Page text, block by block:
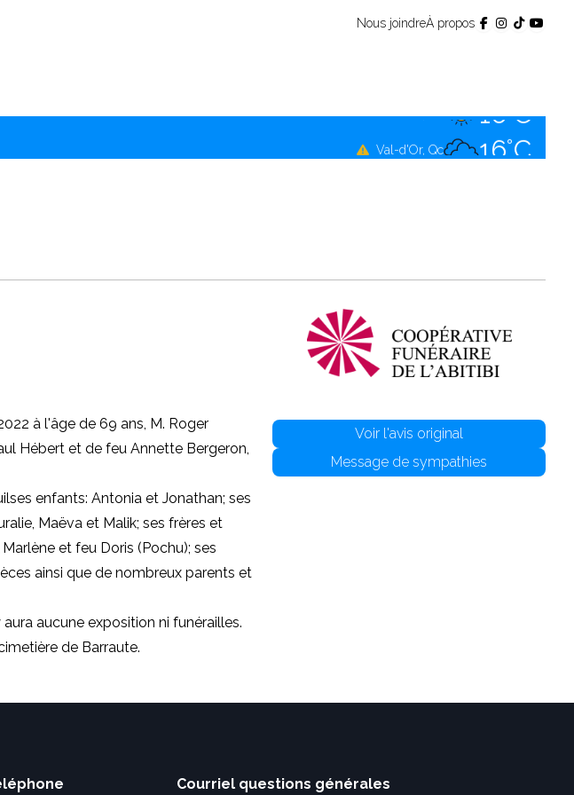
Nous joindreÀ propos
16°C
à l'âge de 69 ans, M. Roger
Hébert et de feu Annette Bergeron,
enfants: Antonia et Jonathan; ses
Maëva et Malik; ses frères et
et feu Doris (Pochu); ses
ainsi que de nombreux parents et
aucune exposition ni funérailles.
de Barraute.
Voir l'avis original
Message de sympathies
Courriel questions générales